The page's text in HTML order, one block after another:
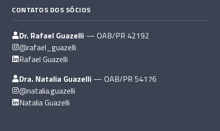
CONTATOS DOS SÓCIOS
Dr. Rafael Guazelli — OAB/PR 42192
@rafael_guazelli
Rafael Guazelli
Dra. Natalia Guazelli — OAB/PR 54176
@natalia.guazelli
Natalia Guazelli